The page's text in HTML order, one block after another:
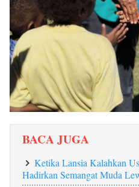
BACA JUGA
Ketika Lansia Kalahkan
Hadirkan Semangat Muda